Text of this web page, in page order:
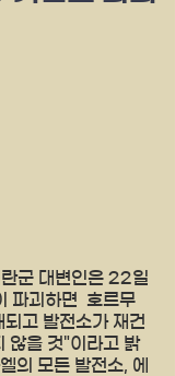
군 대변인은 22일
파괴하면  호르무
고 발전소가 재건
않을 것"이라고 밝
의 모든 발전소, 에